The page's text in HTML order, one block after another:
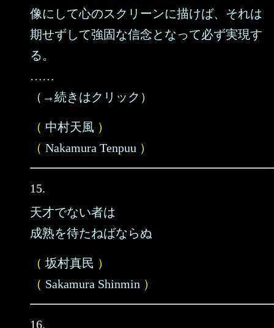
像にして心のスクリーンに描けば、それは
期せずして強固な信念となって必ず実現す
る。
……
（→続きはクリック）
（ 中村天風 ）
（ Nakamura Tenpuu ）
15.
天才でない者は
成熟を待たねばならぬ
（ 坂村真民 ）
（ Sakamura Shinmin ）
16.